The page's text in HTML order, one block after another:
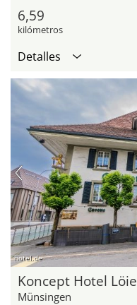
6,59
kilómetros
Detalles
hotel.de
Koncept Hotel Löie
Münsingen